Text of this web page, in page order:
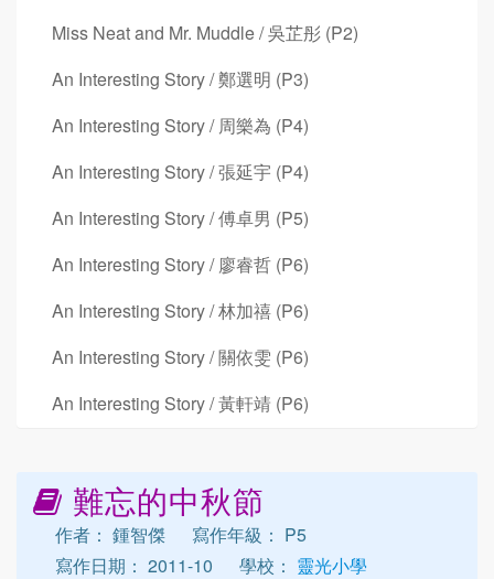
Miss Neat and Mr. Muddle / 吳芷彤 (P2)
An Interesting Story / 鄭選明 (P3)
An Interesting Story / 周樂為 (P4)
An Interesting Story / 張延宇 (P4)
An Interesting Story / 傅卓男 (P5)
An Interesting Story / 廖睿哲 (P6)
An Interesting Story / 林加禧 (P6)
An Interesting Story / 關依雯 (P6)
An Interesting Story / 黃軒靖 (P6)
難忘的中秋節
作者： 鍾智傑
寫作年級： P5
寫作日期： 2011-10
學校： 靈光小學